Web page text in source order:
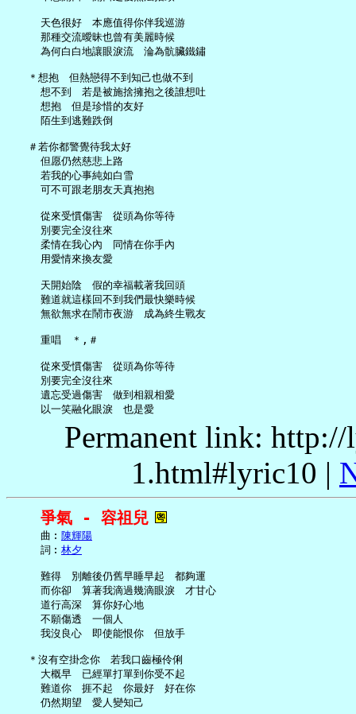
     天色很好　本應值得你伴我巡游
     那種交流曖昧也曾有美麗時候
     為何白白地讓眼淚流　淪為骯臟鐵鏽
   ＊想抱　但熱戀得不到知己也做不到
     想不到　若是被施捨擁抱之後誰想吐
     想抱　但是珍惜的友好
     陌生到逃難跌倒
   ＃若你都警覺待我太好
     但愿仍然慈悲上路
     若我的心事純如白雪
     可不可跟老朋友天真抱抱
     從來受慣傷害　從頭為你等待
     別要完全沒往來
     柔情在我心內　同情在你手內
     用愛情來換友愛
     天開始陰　假的幸福載著我回頭
     難道就這樣回不到我們最快樂時候
     無欲無求在鬧市夜游　成為終生戰友
     重唱　＊,＃
     從來受慣傷害　從頭為你等待
     別要完全沒往來
     遺忘受過傷害　做到相親相愛
Permanent link:
1.html#lyric10 |
爭氣 - 容祖兒
     曲︰
陳輝陽
     詞︰
林夕
     難得　別離後仍舊早睡早起　都夠運
     而你卻　算著我滴過幾滴眼淚　才甘心
     道行高深　算你好心地
     不願傷透　一個人
     我沒良心　即使能恨你　但放手
   ＊沒有空掛念你　若我口齒極伶俐
     大概早　已經單打單到你受不起
     難道你　捱不起　你最好　好在你
     仍然期望　愛人變知己